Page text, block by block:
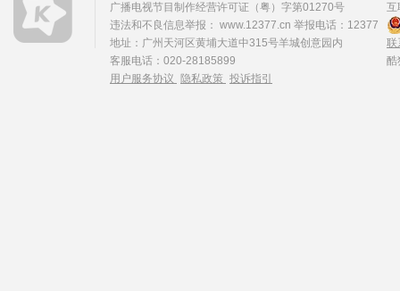
广播电视节目制作经营许可证（粤）字第01270号
互
违法和不良信息举报： www.12377.cn 举报电话：12377
地址：广州天河区黄埔大道中315号羊城创意园内
联
客服电话：020-28185899
酷
用户服务协议
隐私政策 投诉指引